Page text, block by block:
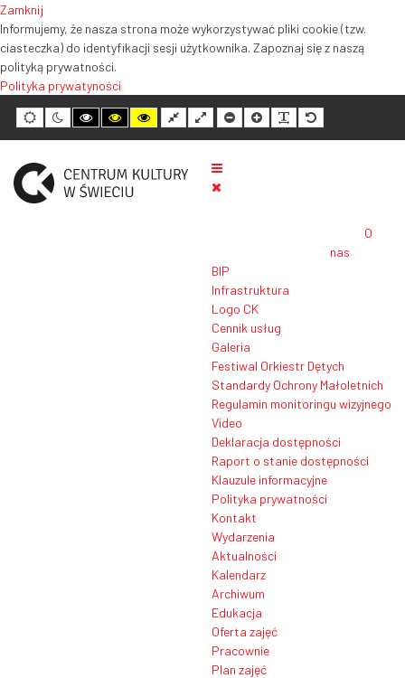
Zamknij
Informujemy, że nasza strona może wykorzystywać pliki cookie (tzw.
ciasteczka) do identyfikacji sesji użytkownika. Zapoznaj się z naszą
polityką prywatności.
Polityka prywatyności
Tryb
domyślny
Tryb
nocny
Tryb
wysokiego
kontrastu
biały
Tryb
wysokiego
kontrastu
żółty
Tryb
wysokiego
kontrastu
czarny
Normalny
układ
Szeroki
układ
Mniejszy
rozmiar
tekstu
Większy
rozmiar
tekstu
Czytelność
tekstu
Domyślny
rozmiar
tekstu
O
nas
BIP
Infrastruktura
Logo CK
Cennik usług
Galeria
Festiwal Orkiestr Dętych
Standardy Ochrony Małoletnich
Regulamin monitoringu wizyjnego
Video
Deklaracja dostępności
Raport o stanie dostępności
Klauzule informacyjne
Polityka prywatności
Kontakt
Wydarzenia
Aktualności
Kalendarz
Archiwum
Edukacja
Oferta zajęć
Pracownie
Plan zajęć